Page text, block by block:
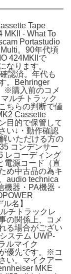
Tape
MKII - What To
Portastudio
。90年代頃
424MKIIで
なります。
認済。年代も
。Behringer
※購入前のコメ
ルチトラック
ちらの判断で値
Cassette
目的で保管して
い↓・動作確認
いただける方の
コンデンサー
レコーディング
電源コード（直
め中古品の為キ
audio technica
器・PA機器・
名】
チトラックレ
の関係上、コメ
る場合がござい
ステム UWP-
ルマイク
優先です。※コ
い。マイクアー
MKE